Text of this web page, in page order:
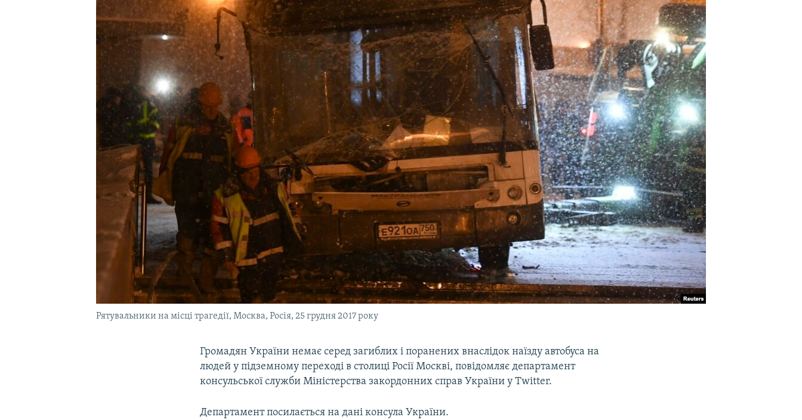
УКРАЇНСЬКА ПРОБЛЕМА КРИМУ
Рятувальники на місці трагедії, Москва, Росія, 25 грудня 2017 року
Громадян України немає серед загиблих і поранених внаслідок наїзду автобуса на
людей у підземному переході в столиці Росії Москві, повідомляє департамент
консульської служби Міністерства закордонних справ України у Twitter.
Департамент посилається на дані консула України.